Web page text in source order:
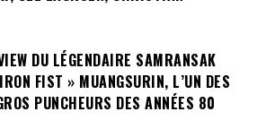
DU LÉGENDAIRE SAMRANSAK
FIST » MUANGSURIN, L’UN DES
PUNCHEURS DES ANNÉES 80